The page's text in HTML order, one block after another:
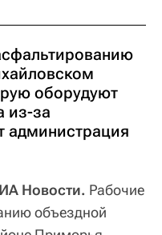
оборудуют
из-за
администрация
Новости. Рабочие
объездной